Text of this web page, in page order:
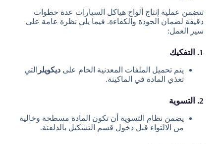
تتضمن عملية إنتاج ألواح هياكل السيارات عدة خطوات
دقيقة لضمان الجودة والكفاءة. فيما يلي نظرة عامة على
سير العمل:
1. التفكيك
يتم تحميل الملفات المعدنية الخام على ديكويلر التي
تغذي المادة في الماكينة.
2. التسوية
يضمن نظام التسوية أن تكون المادة مسطحة وخالية
من الالتواء قبل دخول قسم التشكيل بالدلفنة.